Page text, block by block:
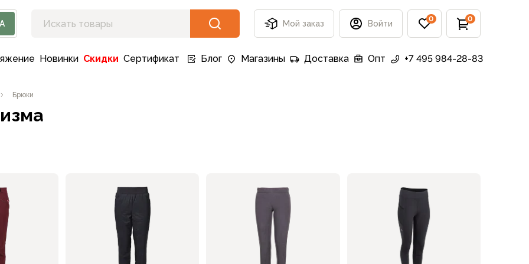
Мой заказ Войти 0 0
Новинки Скидки Сертификат Блог Магазины Доставка Опт +7 495 984-28-83
Брюки